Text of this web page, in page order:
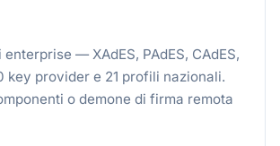
— XAdES, PAdES, CAdES,
key provider e 21 profili nazionali.
o demone di firma remota